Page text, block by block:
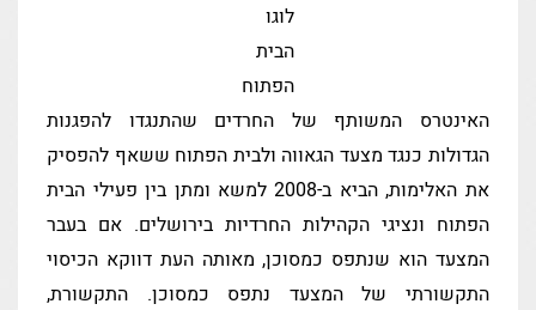
לוגו
הבית
הפתוח
האינטרס המשותף של החרדים שהתנגדו להפגנות
הגדולות כנגד מצעד הגאווה ולבית הפתוח ששאף להפסיק
את האלימות, הביא ב-2008 למשא ומתן בין פעילי הבית
הפתוח ונציגי הקהילות החרדיות בירושלים. אם בעבר
המצעד הוא שנתפס כמסוכן, מאותה העת דווקא הכיסוי
התקשורתי של המצעד נתפס כמסוכן. התקשורת,